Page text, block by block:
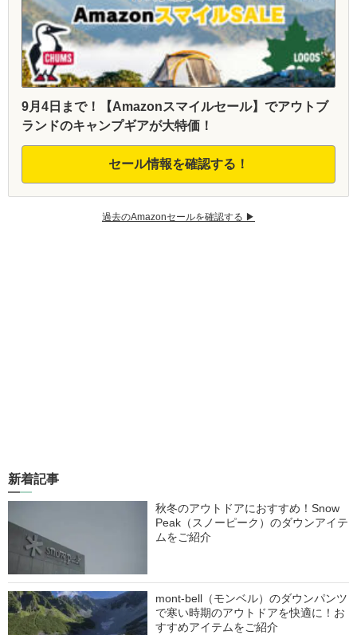
9月4日まで！【Amazonスマイルセール】でアウトブ
ランドのキャンプギアが大特価！
セール情報を確認する！
過去のAmazonセールを確認する ▶︎
新着記事
秋冬のアウトドアにおすすめ！Snow
Peak（スノーピーク）のダウンアイテ
ムをご紹介
mont-bell（モンベル）のダウンパンツ
で寒い時期のアウトドアを快適に！お
すすめアイテムをご紹介